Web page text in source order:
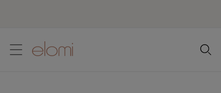
Votre pays